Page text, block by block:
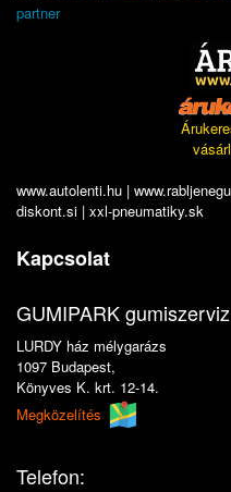
partner
www.autolenti.hu |
diskont.si | xxl-pneumatiky.sk
Kapcsolat
GUMIPARK gumiszerviz
LURDY ház mélygarázs
1097 Budapest,
Könyves K. krt. 12-14.
Megközelítés
Telefon: